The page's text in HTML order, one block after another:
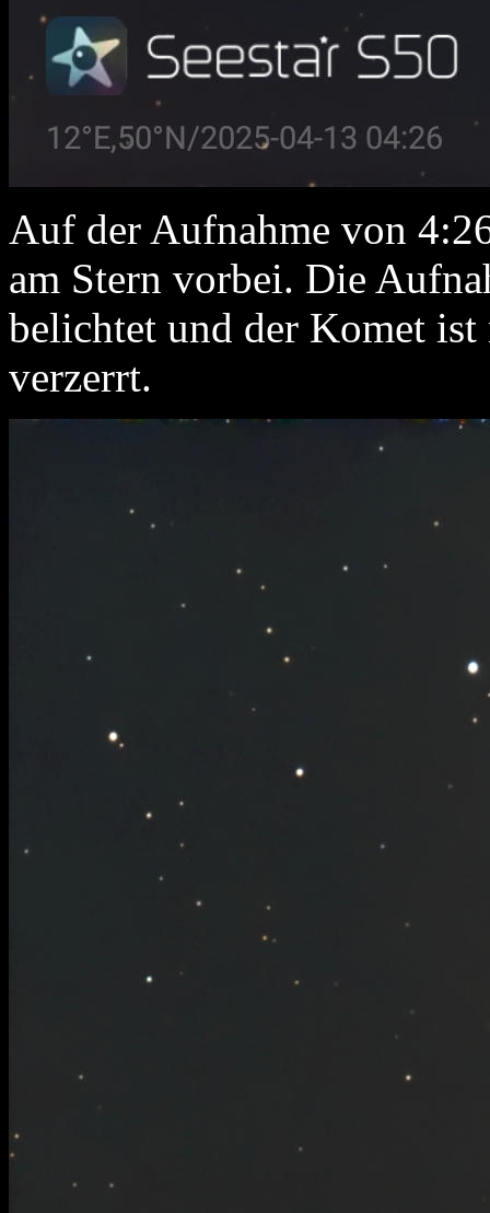
Auf der Aufnahme von
am Stern vorbei. Die
belichtet und der Komet
verzerrt.